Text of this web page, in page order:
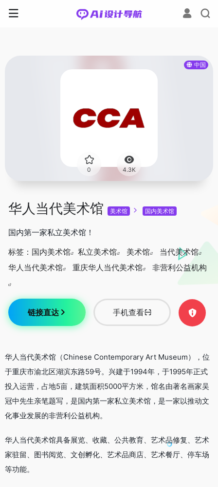
中国
0 4.3K
华人当代美术馆 美术馆 国内美术馆
国内第一家私立美术馆！
标签： 国内美术馆 私立美术馆 美术馆
当代美术馆
华人当代美术馆
重庆华人当代美术馆 非营利公益机构
链接直达 手机查看
华人当代美术馆（Chinese Contemporary Art Museum），位
于重庆市渝北区湖滨东路59号。兴建于1994年，于1995年正式
投入运营，占地5亩，建筑面积5000平方米，馆名由著名画家吴
冠中先生亲笔题写，是国内第一家私立美术馆，是一家以推动文
化事业发展的非营利公益机构。
华人当代美术馆具备展览、收藏、公共教育、艺术品修复、艺术
家驻留、图书阅览、文创孵化、艺术品商店、艺术餐厅、停车场
等功能。